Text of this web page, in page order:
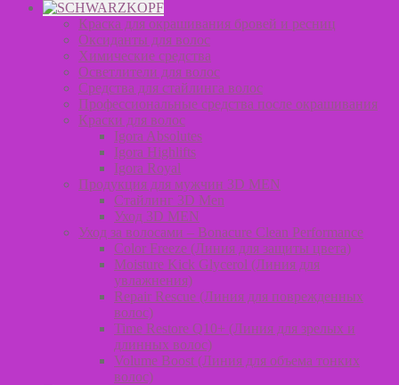
Краска для окрашивания бровей и ресниц
Оксиданты для волос
Химические средства
Осветлители для волос
Средства для стайлинга волос
Профессиональные средства после окрашивания
Краски для волос
Igora Absolutes
Igora Highlifts
Igora Royal
Продукция для мужчин 3D MEN
Стайлинг 3D Men
Уход 3D MEN
Уход за волосами – Bonacure Clean Performance
Color Freeze (Линия для защиты цвета)
Moisture Kick Glycerol (Линия для
увлажнения)
Repair Rescue (Линия для поврежденных
волос)
Time Restore Q10+ (Линия для зрелых и
длинных волос)
Volume Boost (Линия для объема тонких
волос)